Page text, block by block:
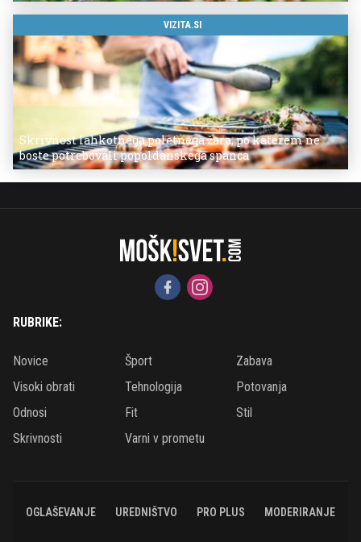
VIZITA.SI
Skrivnost lahkotnega poletnega žara, po katerem ne
boste potrebovali popoldanskega spanca
RUBRIKE:
Novice Šport
Zabava
Visoki obrati
Tehnologija
Potovanja
Odnosi
Fit
Stil
Skrivnosti
Varni v prometu
OGLAŠEVANJE UREDNIŠTVO PRO PLUS MODERIRANJE